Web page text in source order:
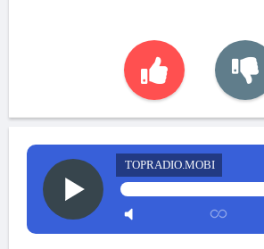
TOPRADIO.MOBI